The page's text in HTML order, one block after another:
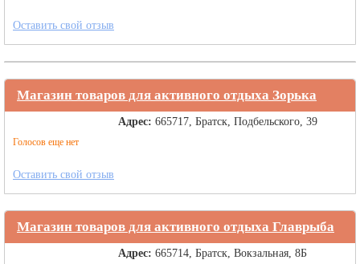
Оставить свой отзыв
Магазин товаров для активного отдыха Зорька
Голосов еще нет
Адрес: 665717, Братск, Подбельского, 39
Оставить свой отзыв
Магазин товаров для активного отдыха Главрыба
Адрес: 665714, Братск, Вокзальная, 8Б